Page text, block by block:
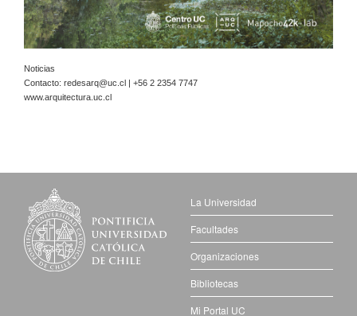
Noticias
Contacto: redesarq@uc.cl | +56 2 2354 7747
www.arquitectura.uc.cl
La Universidad
Facultades
Organizaciones
Bibliotecas
Mi Portal UC